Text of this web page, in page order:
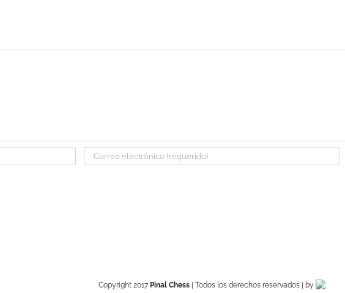
Copyright 2017 Pinal Chess| Todos los derechos reservados | by